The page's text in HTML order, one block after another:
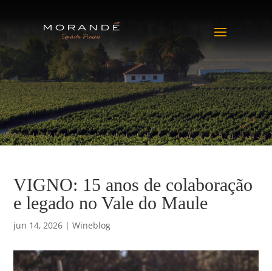
VIGNO: 15 anos de colaboração
e legado no Vale do Maule
jun 14, 2026 |Wineblog